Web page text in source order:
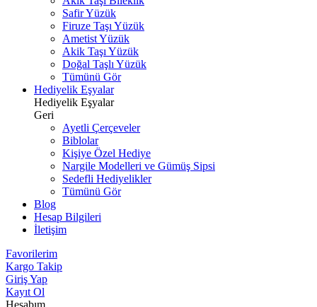
Safir Yüzük
Firuze Taşı Yüzük
Ametist Yüzük
Akik Taşı Yüzük
Doğal Taşlı Yüzük
Tümünü Gör
Hediyelik Eşyalar
Hediyelik Eşyalar
Geri
Ayetli Çerçeveler
Biblolar
Kişiye Özel Hediye
Nargile Modelleri ve Gümüş Sipsi
Sedefli Hediyelikler
Tümünü Gör
Blog
Hesap Bilgileri
İletişim
Favorilerim
Kargo Takip
Giriş Yap
Kayıt Ol
Hesabım